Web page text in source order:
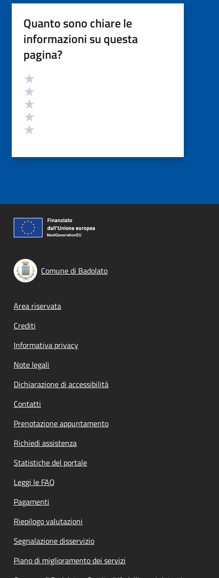
Quanto sono chiare le
informazioni su questa
pagina?
Valutazione
Comune di Badolato
Footer menu
Area riservata
Crediti
Informativa privacy
Note legali
Dichiarazione di accessibilità
Contatti
Prenotazione appuntamento
Richiedi assistenza
Statistiche del portale
Leggi le FAQ
Pagamenti
Riepilogo valutazioni
Segnalazione disservizio
Piano di miglioramento dei servizi